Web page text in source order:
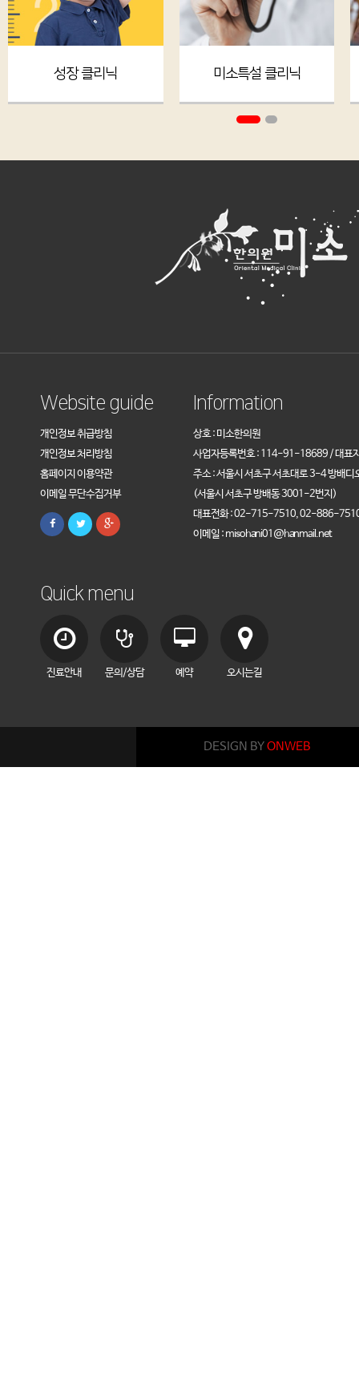
성장 클리닉 미소특설 클리닉
Website guide
개인정보 취급방침
개인정보 처리방침
홈페이지 이용약관
이메일 무단수집거부
Information
상호 : 미소한의원
사업자등록번호 : 114-91-18689 / 대표
주소 : 서울시 서초구 서초대로 3-4 방배
(서울시 서초구 방배동 3001-2번지)
대표전화 : 02-715-7510, 02-886-
이메일 : misohani01@hanmail.net
Quick menu
진료안내 문의/상담 예약 오시는길
DESIGN BYONWEB